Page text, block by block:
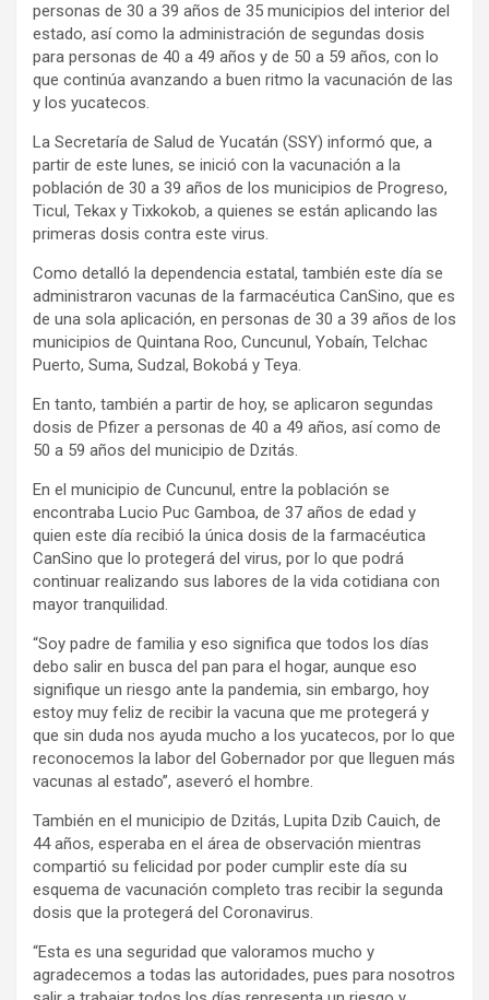
personas de 30 a 39 años de 35 municipios del interior del
estado, así como la administración de segundas dosis
para personas de 40 a 49 años y de 50 a 59 años, con lo
que continúa avanzando a buen ritmo la vacunación de las
y los yucatecos.
La Secretaría de Salud de Yucatán (SSY) informó que, a
partir de este lunes, se inició con la vacunación a la
población de 30 a 39 años de los municipios de Progreso,
Ticul, Tekax y Tixkokob, a quienes se están aplicando las
primeras dosis contra este virus.
Como detalló la dependencia estatal, también este día se
administraron vacunas de la farmacéutica CanSino, que es
de una sola aplicación, en personas de 30 a 39 años de los
municipios de Quintana Roo, Cuncunul, Yobaín, Telchac
Puerto, Suma, Sudzal, Bokobá y Teya.
En tanto, también a partir de hoy, se aplicaron segundas
dosis de Pfizer a personas de 40 a 49 años, así como de
50 a 59 años del municipio de Dzitás.
En el municipio de Cuncunul, entre la población se
encontraba Lucio Puc Gamboa, de 37 años de edad y
quien este día recibió la única dosis de la farmacéutica
CanSino que lo protegerá del virus, por lo que podrá
continuar realizando sus labores de la vida cotidiana con
mayor tranquilidad.
“Soy padre de familia y eso significa que todos los días
debo salir en busca del pan para el hogar, aunque eso
signifique un riesgo ante la pandemia, sin embargo, hoy
estoy muy feliz de recibir la vacuna que me protegerá y
que sin duda nos ayuda mucho a los yucatecos, por lo que
reconocemos la labor del Gobernador por que lleguen más
vacunas al estado”, aseveró el hombre.
También en el municipio de Dzitás, Lupita Dzib Cauich, de
44 años, esperaba en el área de observación mientras
compartió su felicidad por poder cumplir este día su
esquema de vacunación completo tras recibir la segunda
dosis que la protegerá del Coronavirus.
“Esta es una seguridad que valoramos mucho y
agradecemos a todas las autoridades, pues para nosotros